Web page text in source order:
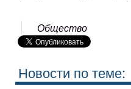
Общество
Новости по теме: